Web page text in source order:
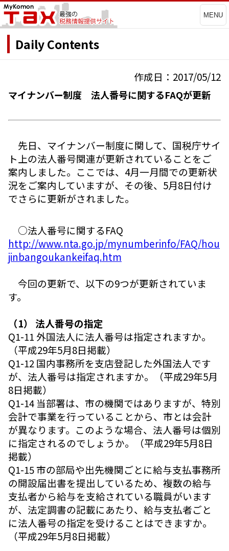
MENU
Daily Contents
作成日：2017/05/12
マイナンバー制度 法人番号に関するFAQが更新
先日、マイナンバー制度に関して、国税庁サイ
ト上の法人番号関連が更新されていることをご
案内しました。ここでは、4月一月間での更新状
況をご案内していますが、その後、5月8日付け
でさらに更新がされました。
○法人番号に関するFAQ
http://www.nta.go.jp/mynumberinfo/FAQ/hou
jinbangoukankeifaq.htm
今回の更新で、以下の9つが更新されていま
す。
（1） 法人番号の指定
Q1-11 外国法人に法人番号は指定されますか。
（平成29年5月8日掲載）
Q1-12 国内事務所を支店登記した外国法人です
が、法人番号は指定されますか。（平成29年5月
8日掲載）
Q1-14 当部署は、市の機関ではありますが、特別
会計で事業を行っていることから、市とは会計
が異なります。このような場合、法人番号は個別
に指定されるのでしょうか。（平成29年5月8日
掲載）
Q1-15 市の部局や出先機関ごとに給与支払事務所
の開設届出書を提出しているため、複数の給与
支払者から給与を支給されている職員がいます
が、法定調書の記載にあたり、給与支払者ごと
に法人番号の指定を受けることはできますか。
（平成29年5月8日掲載）